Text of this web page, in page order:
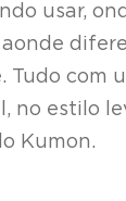
usar,
Tudo com
no estilo
Kumon.